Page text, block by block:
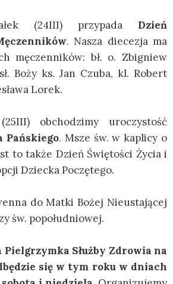
(24III) przypada Dzień
. Nasza diecezja ma
męczenników: bł. o. Zbigniew
Boży ks. Jan Czuba, kl. Robert
Lorek.
obchodzimy uroczystość
Pańskiego. Msze św. w kaplicy o
to także Dzień Świętości Życia i
Dziecka Poczętego.
do Matki Bożej Nieustającej
św. popołudniowej.
Służby Zdrowia na
się w tym roku w dniach